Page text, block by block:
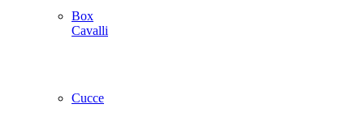
Box
Cavalli
Cucce